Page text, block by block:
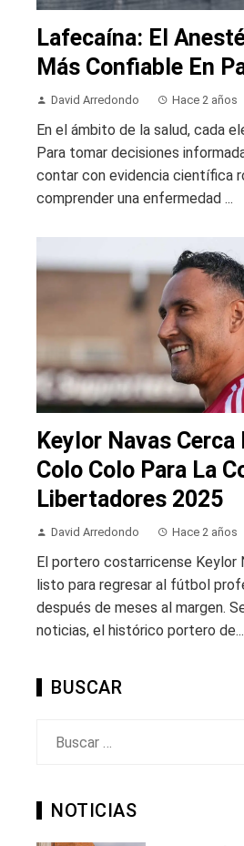
Lafecaína: El
Más Confiable En
David Arredondo Hace 2 años
En el ámbito de la salud, cada
Para tomar decisiones
contar con evidencia científica
comprender una enfermedad ...
Keylor Navas Cerca
Colo Colo Para La
Libertadores 2025
David Arredondo Hace 2 años
El portero costarricense Keylor
listo para regresar al fútbol
después de meses al margen.
noticias, el histórico portero de...
BUSCAR
NOTICIAS